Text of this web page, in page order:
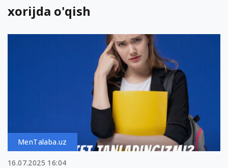
xorijda o'qish
MenTalaba.uz
16.07.2025 16:04